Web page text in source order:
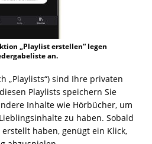
„Playlist erstellen“ legen
an.
„Playlists“) sind Ihre privaten
Playlists speichern Sie
Inhalte wie Hörbücher, um
zu haben. Sobald
haben, genügt ein Klick,